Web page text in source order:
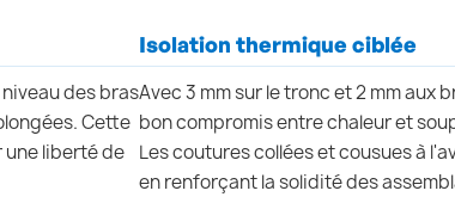
des bras
Cette
liberté de
Isolation thermique ciblée
Avec 3 mm sur le tronc et 2 mm aux
bon compromis entre chaleur et
Les coutures collées et cousues à
en renforçant la solidité des